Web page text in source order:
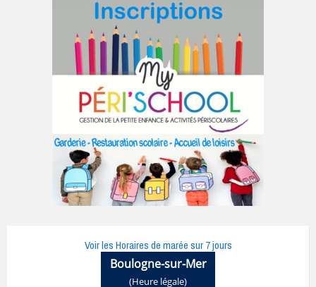
Voir les Horaires de marée sur 7 jours